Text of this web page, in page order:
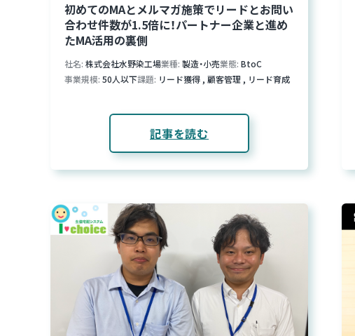
初めてのMAとメルマガ施策でリードとお問い
合わせ件数が1.5倍に！パートナー企業と進め
たMA活用の裏側
社名 株式会社水野染工場業種 製造・小売業態 BtoC
事業規模 50人以下課題 リード獲得 , 顧客管理 , リード育成
記事を読む